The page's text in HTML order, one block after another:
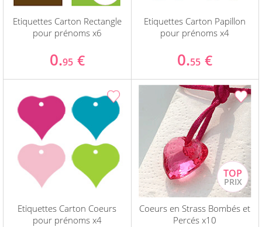
Etiquettes Carton Rectangle
pour prénoms x6
0.95 €
Etiquettes Carton Papillon
pour prénoms x4
0.55 €
Etiquettes Carton Coeurs
pour prénoms x4
Coeurs en Strass Bombés et
Percés x10